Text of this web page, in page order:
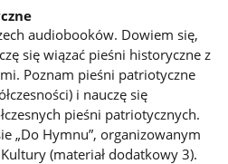
audiobooków. Dowiem się,
się wiązać pieśni historyczne z
Poznam pieśni patriotyczne
i nauczę się
pieśni patriotycznych.
„Do Hymnu”, organizowanym
(materiał dodatkowy 3).